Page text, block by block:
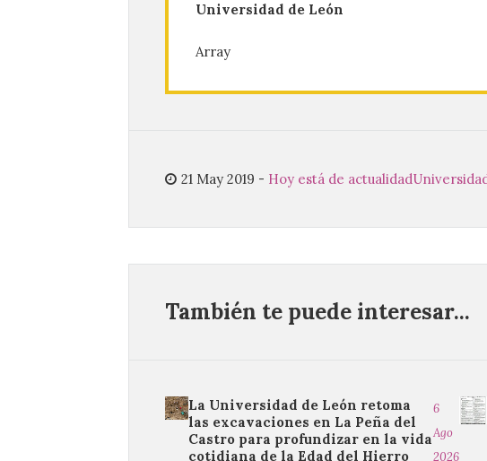
Universidad de León
Array
21 May 2019 - Hoy está de actualidad
También te puede interesar...
La Universidad de León retoma
las excavaciones en La Peña del
Castro para profundizar en la vida
cotidiana de la Edad del Hierro
6
Ago
2026